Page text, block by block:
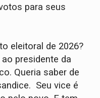
para seus
eleitoral de 2026?
presidente da
Queria saber de
Seu vice é